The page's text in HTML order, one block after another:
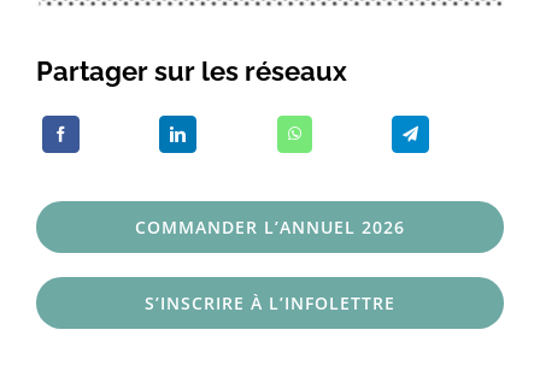
Partager sur les réseaux
COMMANDER L’ANNUEL 2026
S’INSCRIRE À L’INFOLETTRE